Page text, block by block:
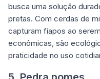
busca uma solução
pretas. Com cerdas de
capturam fiapos ao
econômicas, são
praticidade no uso